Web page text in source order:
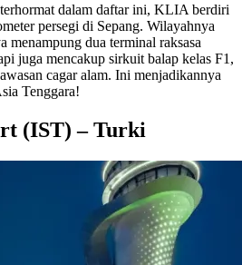
dalam daftar ini, KLIA berdiri
persegi di Sepang. Wilayahnya
menampung dua terminal raksasa
juga mencakup sirkuit balap kelas F1,
cagar alam. Ini menjadikannya
Tenggara!
(IST) – Turki